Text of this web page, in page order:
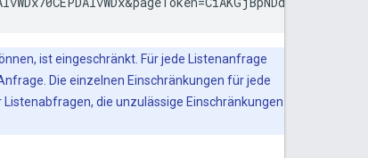
ist eingeschränkt. Für jede Listenanfrage
Die einzelnen Einschränkungen für jede
die unzulässige Einschränkungen